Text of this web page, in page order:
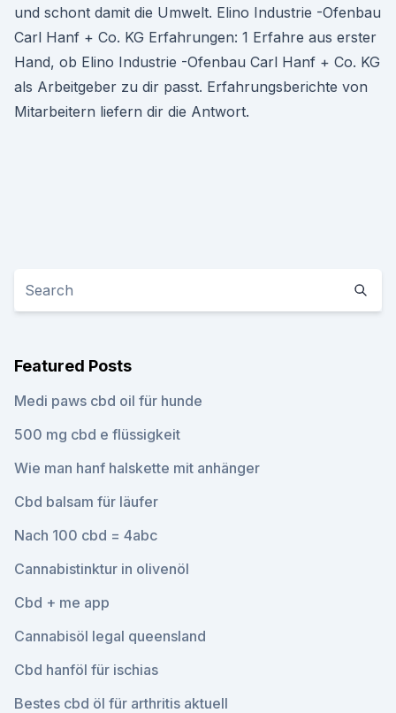
und schont damit die Umwelt. Elino Industrie -Ofenbau
Carl Hanf + Co. KG Erfahrungen: 1 Erfahre aus erster
Hand, ob Elino Industrie -Ofenbau Carl Hanf + Co. KG
als Arbeitgeber zu dir passt. Erfahrungsberichte von
Mitarbeitern liefern dir die Antwort.
Featured Posts
Medi paws cbd oil für hunde
500 mg cbd e flüssigkeit
Wie man hanf halskette mit anhänger
Cbd balsam für läufer
Nach 100 cbd = 4abc
Cannabistinktur in olivenöl
Cbd + me app
Cannabisöl legal queensland
Cbd hanföl für ischias
Bestes cbd öl für arthritis aktuell